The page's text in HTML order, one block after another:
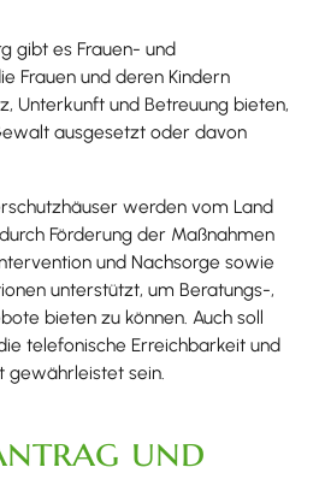
gibt es Frauen- und
Frauen und deren Kindern
Unterkunft und Betreuung bieten,
ausgesetzt oder davon
werden vom Land
Förderung der Maßnahmen
und Nachsorge sowie
unterstützt, um Beratungs-,
bieten zu können. Auch soll
telefonische Erreichbarkeit und
gewährleistet sein.
und